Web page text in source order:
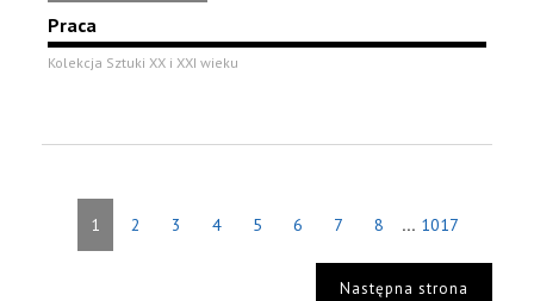
Praca
Kolekcja Sztuki XX i XXI wieku
1 2 3 4 5 6 7 8 ... 1017
Następna strona